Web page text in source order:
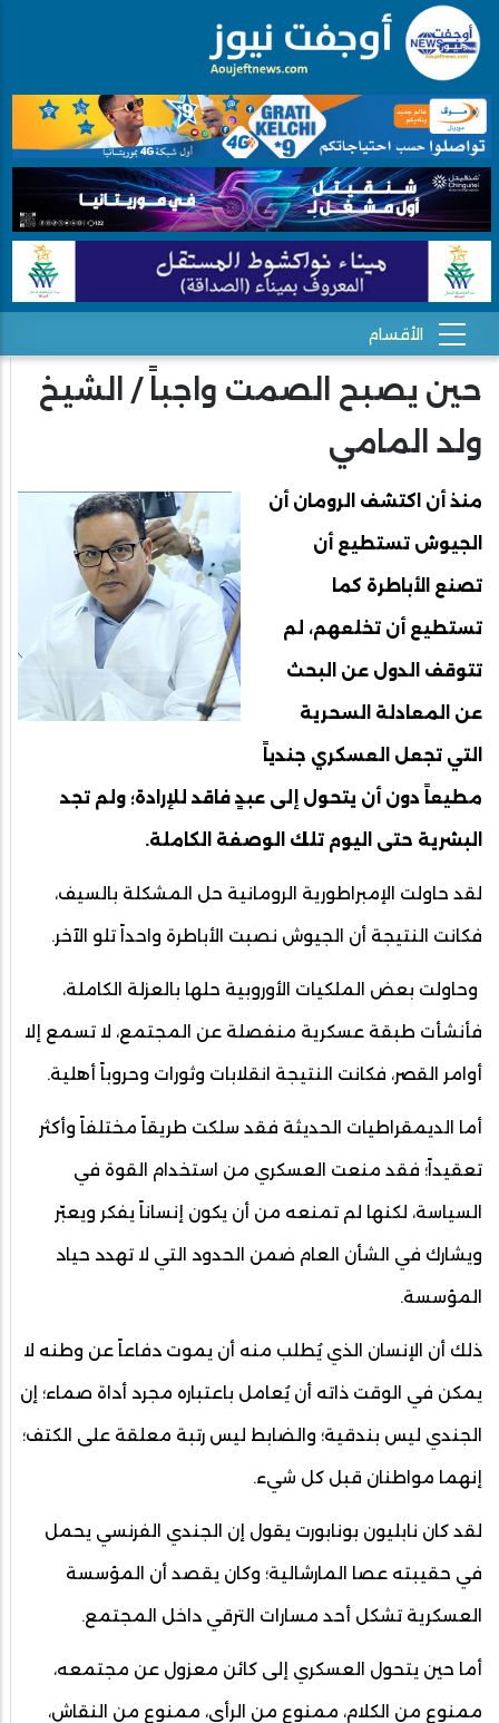
حين يصبح الصمت واجباً / الشيخ
ولد المامي
منذ أن اكتشف الرومان أن
الجيوش تستطيع أن
تصنع الأباطرة كما
تستطيع أن تخلعهم، لم
تتوقف الدول عن البحث
عن المعادلة السحرية
التي تجعل العسكري جندياً
مطيعاً دون أن يتحول إلى عبدٍ فاقد للإرادة؛ ولم تجد
البشرية حتى اليوم تلك الوصفة الكاملة.
لقد حاولت الإمبراطورية الرومانية حل المشكلة بالسيف،
فكانت النتيجة أن الجيوش نصبت الأباطرة واحداً تلو الآخر.
وحاولت بعض الملكيات الأوروبية حلها بالعزلة الكاملة،
فأنشأت طبقة عسكرية منفصلة عن المجتمع، لا تسمع إلا
أوامر القصر، فكانت النتيجة انقلابات وثورات وحروباً أهلية.
أما الديمقراطيات الحديثة فقد سلكت طريقاً مختلفاً وأكثر
تعقيداً؛ فقد منعت العسكري من استخدام القوة في
السياسة، لكنها لم تمنعه من أن يكون إنساناً يفكر ويعبّر
ويشارك في الشأن العام ضمن الحدود التي لا تهدد حياد
المؤسسة.
ذلك أن الإنسان الذي يُطلب منه أن يموت دفاعاً عن وطنه لا
يمكن في الوقت ذاته أن يُعامل باعتباره مجرد أداة صماء؛ إن
الجندي ليس بندقية؛ والضابط ليس رتبة معلقة على الكتف؛
إنهما مواطنان قبل كل شيء.
لقد كان نابليون بونابورت يقول إن الجندي الفرنسي يحمل
في حقيبته عصا المارشالية؛ وكان يقصد أن المؤسسة
العسكرية تشكل أحد مسارات الترقي داخل المجتمع.
أما حين يتحول العسكري إلى كائن معزول عن مجتمعه،
ممنوع من الكلام، ممنوع من الرأي، ممنوع من النقاش،